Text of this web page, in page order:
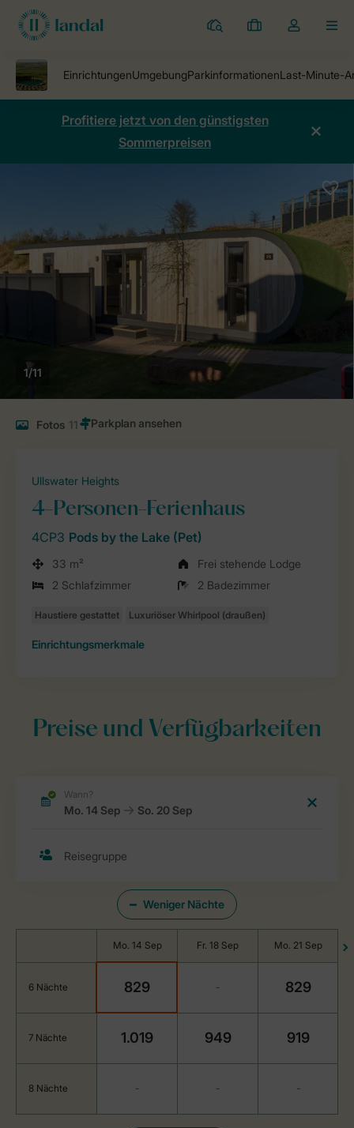
Ferienparks
Meine
Dropdown-
öffnen
Profitiere jetzt von den günstigsten
Sommerpreisen
1/11
Fotos 11
Ullswater Heights
4-Personen-Ferienhaus
4CP3 Pods by the Lake (Pet)
33 m²
Frei stehende Lodge
2 Schlafzimmer
2 Badezimmer
Einrichtungsmerkmale
Preise und Verfügbarkeiten
Weniger Nächte
Mo. 14 Sep Fr. 18 Sep Mo. 21 Sep
6 Nächte 829 - 829
7 Nächte 1.019 949 919
8 Nächte - - -